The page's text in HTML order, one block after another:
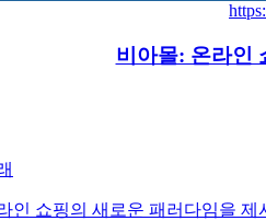
비아몰: 온라인
인 쇼핑의 새로운 패러다임을